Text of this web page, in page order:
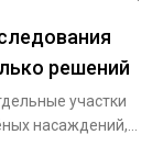
решений
участки
насаждений,